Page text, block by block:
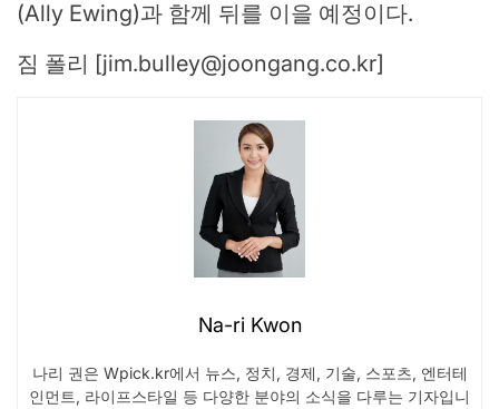
(Ally Ewing)과 함께 뒤를 이을 예정이다.
짐 폴리 [jim.bulley@joongang.co.kr]
Na-ri Kwon
나리 권은 Wpick.kr에서 뉴스, 정치, 경제, 기술, 스포츠, 엔터테
인먼트, 라이프스타일 등 다양한 분야의 소식을 다루는 기자입니